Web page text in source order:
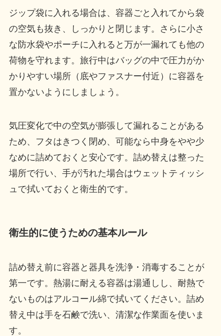
ジップ袋に入れる場合は、容器ごと入れてから袋
の空気も抜き、しっかりと閉じます。さらに小さ
な防水袋やポーチに入れると万が一漏れても他の
荷物を守れます。旅行中はバッグの中で圧力がか
かりやすい場所（底やファスナー付近）に容器を
置かないようにしましょう。
気圧変化で中の空気が膨張して漏れることがある
ため、フタはきつく閉め、可能なら中身をやや少
なめに詰めておくと安心です。詰め替えは整った
場所で行い、手が汚れた場合はウェットティッシ
ュで拭いておくと衛生的です。
衛生的に使うための基本ルール
詰め替え前に容器と器具を洗浄・消毒することが
第一です。熱湯に耐える容器は湯通しし、耐熱で
ないものはアルコール綿で拭いてください。詰め
替え中は手を石鹸で洗い、清潔な作業面を使いま
す。